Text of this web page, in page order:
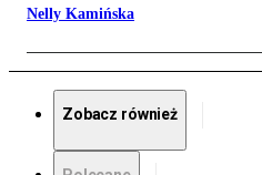
Nelly Kamińska
Zobacz również